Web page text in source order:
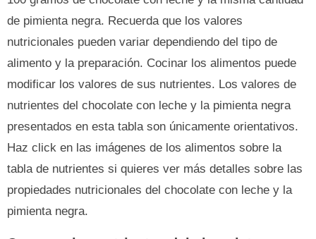
de pimienta negra. Recuerda que los valores
nutricionales pueden variar dependiendo del tipo de
alimento y la preparación. Cocinar los alimentos puede
modificar los valores de sus nutrientes. Los valores de
nutrientes del chocolate con leche y la pimienta negra
presentados en esta tabla son únicamente orientativos.
Haz click en las imágenes de los alimentos sobre la
tabla de nutrientes si quieres ver más detalles sobre las
propiedades nutricionales del chocolate con leche y la
pimienta negra.